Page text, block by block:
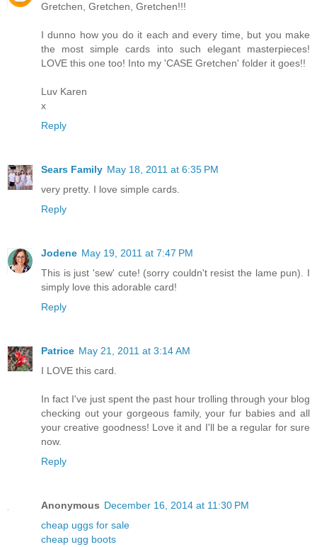
Gretchen, Gretchen, Gretchen!!!
I dunno how you do it each and every time, but you make
the most simple cards into such elegant masterpieces!
LOVE this one too! Into my 'CASE Gretchen' folder it goes!!
Luv Karen
x
Reply
Sears Family May 18, 2011 at 6:35 PM
very pretty. I love simple cards.
Reply
Jodene May 19, 2011 at 7:47 PM
This is just 'sew' cute! (sorry couldn't resist the lame pun). I
simply love this adorable card!
Reply
Patrice May 21, 2011 at 3:14 AM
I LOVE this card.
In fact I've just spent the past hour trolling through your blog
checking out your gorgeous family, your fur babies and all
your creative goodness! Love it and I'll be a regular for sure
now.
Reply
Anonymous December 16, 2014 at 11:30 PM
cheap uggs for sale
cheap ugg boots